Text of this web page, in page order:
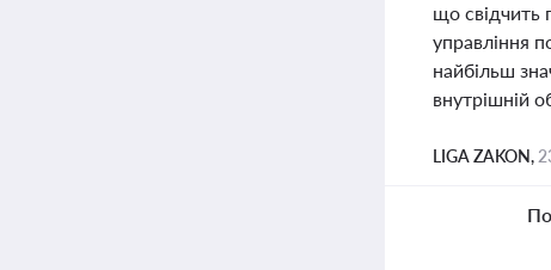
що свідчить
управління
найбільш
внутрішній
LIGA ZAKON,